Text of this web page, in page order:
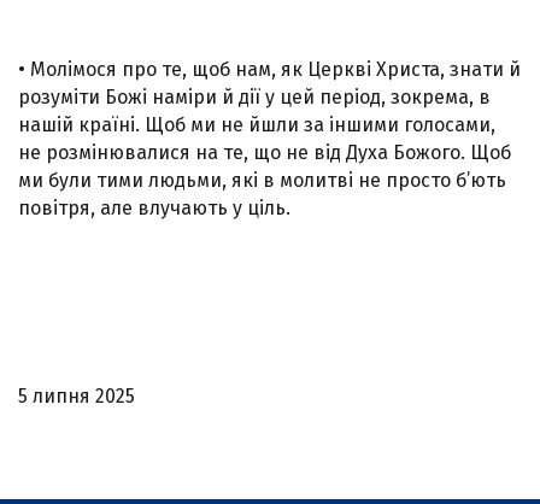
• Молімося про те, щоб нам, як Церкві Христа, знати й
розуміти Божі наміри й дії у цей період, зокрема, в
нашій країні. Щоб ми не йшли за іншими голосами,
не розмінювалися на те, що не від Духа Божого. Щоб
ми були тими людьми, які в молитві не просто б’ють
повітря, але влучають у ціль.
5 липня 2025